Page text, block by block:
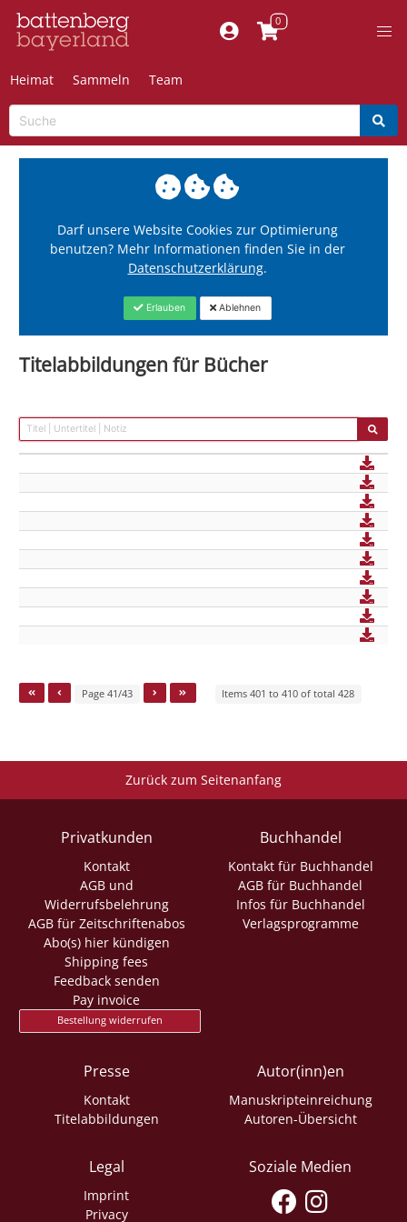
Heimat Sammeln Team
Darf unsere Website Cookies zur Optimierung
benutzen? Mehr Informationen finden Sie in der
Datenschutzerklärung.
Erlauben Ablehnen
Titelabbildungen für Bücher
Page 41/43 Items 401 to 410 of total 428
Zurück zum Seitenanfang
Privatkunden
Kontakt
AGB und
Widerrufsbelehrung
AGB für Zeitschriftenabos
Abo(s) hier kündigen
Shipping fees
Feedback senden
Pay invoice
Bestellung widerrufen
Buchhandel
Kontakt für Buchhandel
AGB für Buchhandel
Infos für Buchhandel
Verlagsprogramme
Presse
Kontakt
Titelabbildungen
Autor(inn)en
Manuskripteinreichung
Autoren-Übersicht
Legal
Imprint
Privacy
Soziale Medien